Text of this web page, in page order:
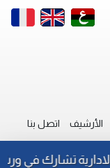
الأرشيف اتصل بنا
تشارك في ورشة